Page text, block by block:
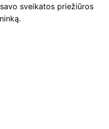
sveikatos priežiūros